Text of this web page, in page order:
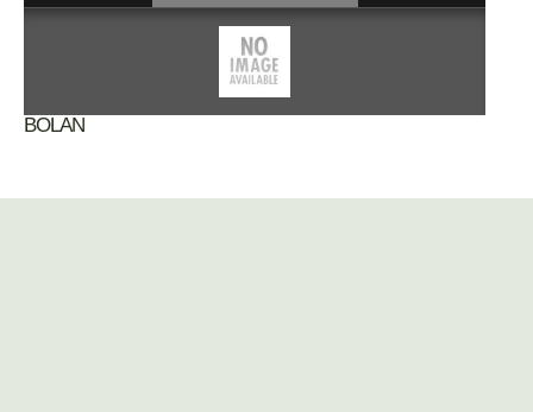
BOLAN